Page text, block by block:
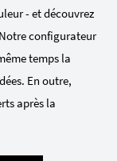
- et découvrez
configurateur
temps la
En outre,
après la